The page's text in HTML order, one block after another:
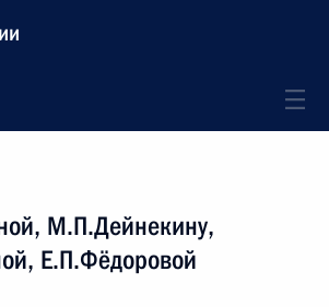
М.П.Дейнекину,
Е.П.Фёдоровой